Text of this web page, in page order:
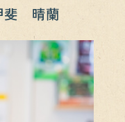
斐 晴蘭